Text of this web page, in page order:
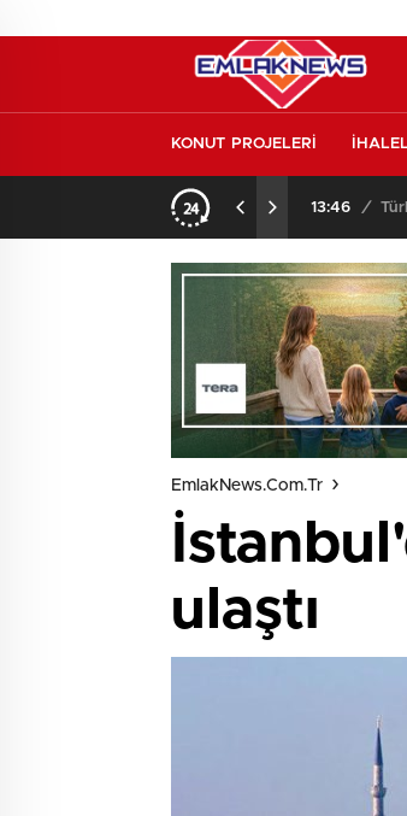
KONUT PROJELERİ
13:26 /
EmlakNews.com.tr
ulaştı